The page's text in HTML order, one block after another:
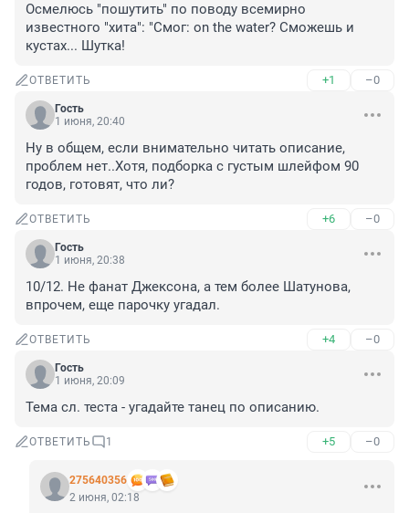
Осмелюсь "пошутить" по поводу всемирно
известного "хита": "Смог: on the water? Сможешь и
кустах... Шутка!
ОТВЕТИТЬ +1 –0
Гость
1 июня, 20:40
Ну в общем, если внимательно читать описание,
проблем нет..Хотя, подборка с густым шлейфом 90
годов, готовят, что ли?
ОТВЕТИТЬ +6 –0
Гость
1 июня, 20:38
10/12. Не фанат Джексона, а тем более Шатунова,
впрочем, еще парочку угадал.
ОТВЕТИТЬ +4 –0
Гость
1 июня, 20:09
Тема сл. теста - угадайте танец по описанию.
ОТВЕТИТЬ 1 +5 –0
275640356
2 июня, 02:18